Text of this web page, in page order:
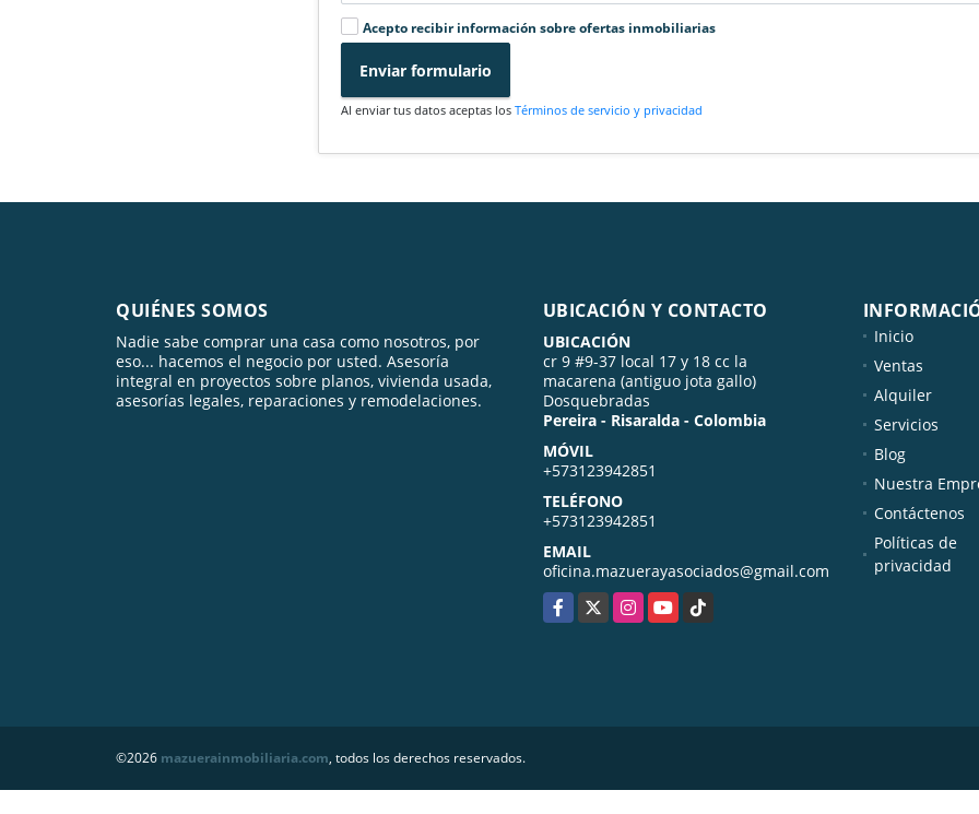
Acepto recibir información sobre ofertas inmobiliarias
Enviar formulario
Al enviar tus datos aceptas losTérminos de servicio y privacidad
QUIÉNES SOMOS
Nadie sabe comprar una casa como nosotros, por
eso... hacemos el negocio por usted. Asesoría
integral en proyectos sobre planos, vivienda usada,
asesorías legales, reparaciones y remodelaciones.
UBICACIÓN Y CONTACTO
UBICACIÓN
cr 9 #9-37 local 17 y 18 cc la
macarena (antiguo jota gallo)
Dosquebradas
Pereira - Risaralda - Colombia
MÓVIL
+573123942851
TELÉFONO
+573123942851
EMAIL
oficina.mazuerayasociados@gmail.com
Facebook
X InstagramYouTubeTikTok
Inicio
Ventas
Alquiler
Servicios
Blog
Nuestra
Contáctenos
Políticas de
privacidad
©2026 mazuerainmobiliaria.com, todos los derechos reservados.